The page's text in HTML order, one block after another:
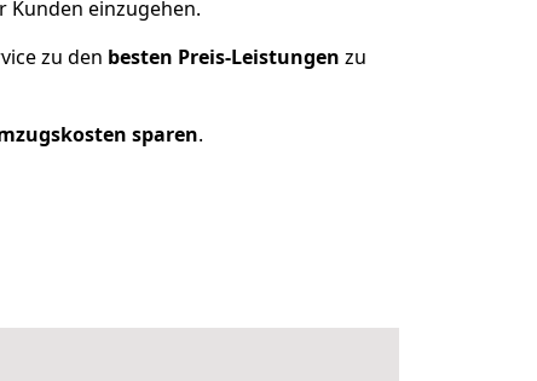
Kunden einzugehen.
zu den besten Preis-Leistungen zu
sparen.